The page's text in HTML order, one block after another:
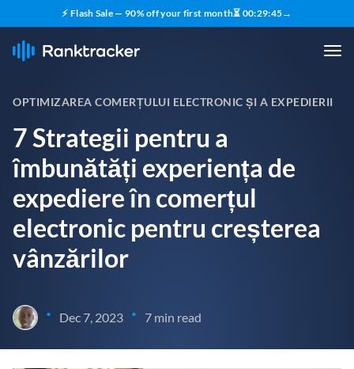
⚡ Flash Sale — 90% off your first month⏳ 00:29:44→
OPTIMIZAREA COMERȚULUI ELECTRONIC ȘI A EXPEDIERII
7 Strategii pentru a
îmbunătăți experiența de
expediere în comerțul
electronic pentru creșterea
vânzărilor
• Dec 7, 2023 • 7 min read